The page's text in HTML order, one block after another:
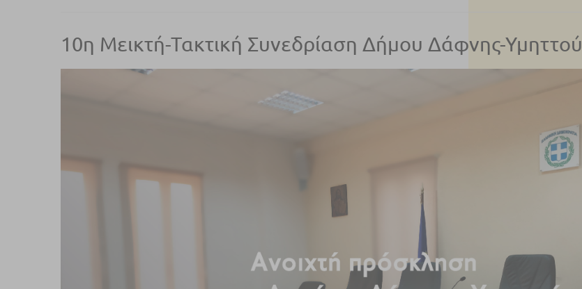
10η Μεικτή-Τακτική Συνεδρίαση Δήμου Δάφνης-Υμηττού